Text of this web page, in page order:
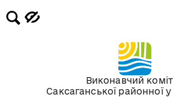
Виконавчий
Саксаганської районної у
Відеофіксація
комісій та пленарних
районної ради